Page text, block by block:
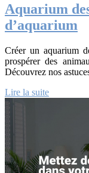
Aquarium
d’aquarium
Créer un aquarium
prospérer des
Découvrez nos
Lire la suite